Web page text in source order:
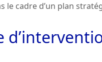
le cadre d’un plan